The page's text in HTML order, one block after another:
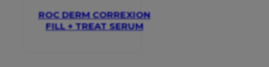
ROC DERM CORREXION
FILL + TREAT SERUM